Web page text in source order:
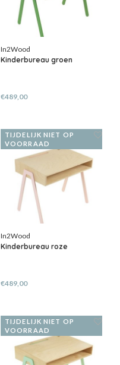
In2Wood
Kinderbureau groen
€489,00
TIJDELIJK NIET OP
VOORRAAD
In2Wood
Kinderbureau roze
€489,00
TIJDELIJK NIET OP
VOORRAAD